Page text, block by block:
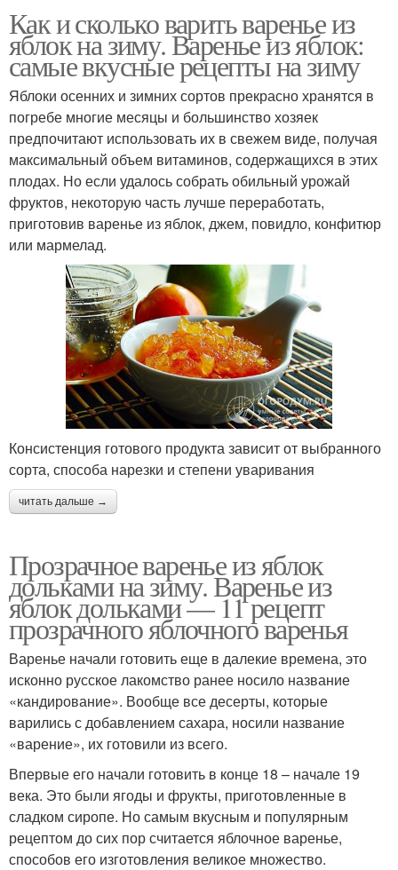
Как и сколько варить варенье из
яблок на зиму. Варенье из яблок:
самые вкусные рецепты на зиму
Яблоки осенних и зимних сортов прекрасно хранятся в
погребе многие месяцы и большинство хозяек
предпочитают использовать их в свежем виде, получая
максимальный объем витаминов, содержащихся в этих
плодах. Но если удалось собрать обильный урожай
фруктов, некоторую часть лучше переработать,
приготовив варенье из яблок, джем, повидло, конфитюр
или мармелад.
Консистенция готового продукта зависит от выбранного
сорта, способа нарезки и степени уваривания
читать дальше →
Прозрачное варенье из яблок
дольками на зиму. Варенье из
яблок дольками — 11 рецепт
прозрачного яблочного варенья
Варенье начали готовить еще в далекие времена, это
исконно русское лакомство ранее носило название
«кандирование». Вообще все десерты, которые
варились с добавлением сахара, носили название
«варение», их готовили из всего.
Впервые его начали готовить в конце 18 – начале 19
века. Это были ягоды и фрукты, приготовленные в
сладком сиропе. Но самым вкусным и популярным
рецептом до сих пор считается яблочное варенье,
способов его изготовления великое множество.